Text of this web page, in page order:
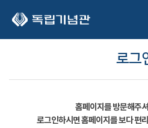
로그
홈페이지를 방문해주
로그인하시면 홈페이지를 보다 편